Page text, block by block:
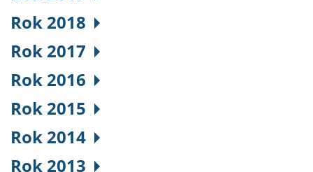
Rok 2018
Rok 2017
Rok 2016
Rok 2015
Rok 2014
Rok 2013